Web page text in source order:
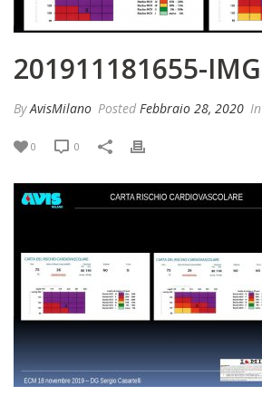
201911181655-
ByAvisMilano Posted Febbraio 28, 2020 In
0 0